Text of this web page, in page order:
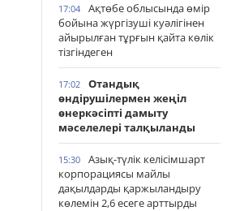
17:04
Ақтөбе облысында өмір
бойына жүргізуші куәлігінен
айырылған тұрғын қайта көлік
тізгіндеген
17:02
Отандық
өндірушілермен жеңіл
өнеркәсіпті дамыту
мәселелері талқыланды
15:30
Азық-түлік келісімшарт
корпорациясы майлы
дақылдарды қаржыландыру
көлемін 2,6 есеге арттырды